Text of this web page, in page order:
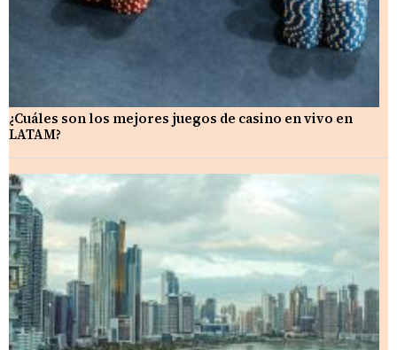
¿Cuáles son los mejores juegos de casino en vivo en
LATAM?